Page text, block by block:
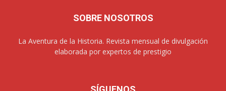
SOBRE NOSOTROS
La Aventura de la Historia. Revista mensual de divulgación
elaborada por expertos de prestigio